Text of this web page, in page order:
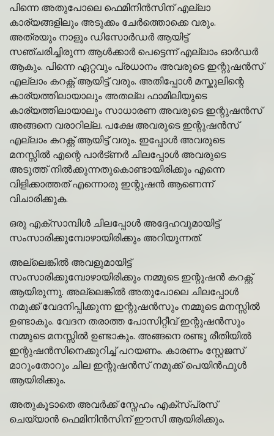
പിന്നെ അതുപോലെ ഫെമിനിൻസിന് എല്ലാ
കാര്യങ്ങളിലും അടുക്കം ചേർത്തൊക്കെ വരും.
അത്രയും നാളും ഡിസോർഡർ ആയിട്ട്
സഞ്ചരിച്ചിരുന്ന ആൾക്കാർ പെട്ടെന്ന് എല്ലാം ഓർഡർ
ആകും. പിന്നെ ഏറ്റവും പ്രധാനം അവരുടെ ഇന്റുഷൻസ്
എല്ലാം കറക്റ്റ് ആയിട്ട് വരും. അതിപ്പോൾ മസ്കുലിന്റെ
കാര്യത്തിലായാലും അതല്ല ഫാമിലിയുടെ
കാര്യത്തിലായാലും സാധാരണ അവരുടെ ഇന്റുഷൻസ്
അങ്ങനെ വരാറില്ല. പക്ഷേ അവരുടെ ഇന്റുഷൻസ്
എല്ലാം കറക്റ്റ് ആയിട്ട് വരും. ഇപ്പോൾ അവരുടെ
മനസ്സിൽ എന്റെ പാർട്ണർ ചിലപ്പോൾ അവരുടെ
അടുത്ത് നിൽക്കുന്നതുകൊണ്ടായിരിക്കും എന്നെ
വിളിക്കാത്തത് എന്നൊരു ഇന്റുഷൻ ആണെന്ന്
വിചാരിക്കുക.
ഒരു എക്സാമ്പിൾ ചിലപ്പോൾ അദ്ദേഹവുമായിട്ട്
സംസാരിക്കുമ്പോഴായിരിക്കും അറിയുന്നത്.
അല്ലെങ്കിൽ അവളുമായിട്ട്
സംസാരിക്കുമ്പോഴായിരിക്കും നമ്മുടെ ഇന്റുഷൻ കറക്റ്റ്
ആയിരുന്നു. അല്ലെങ്കിൽ അതുപോലെ ചിലപ്പോൾ
നമുക്ക് വേദനിപ്പിക്കുന്ന ഇന്റുഷൻസും നമ്മുടെ മനസ്സിൽ
ഉണ്ടാകും. വേദന തരാത്ത പോസിറ്റീവ് ഇന്റുഷൻസും
നമ്മുടെ മനസ്സിൽ ഉണ്ടാകും. അങ്ങനെ രണ്ടു രീതിയിൽ
ഇന്റുഷൻസിനെക്കുറിച്ച് പറയണം. കാരണം സ്റ്റേജസ്
മാറുംതോറും ചില ഇന്റുഷൻസ് നമുക്ക് പെയിൻഫുൾ
ആയിരിക്കും.
അതുകൂടാതെ അവർക്ക് സ്നേഹം എക്സ്പ്രസ്
ചെയ്യാൻ ഫെമിനിൻസിന് ഈസി ആയിരിക്കും.